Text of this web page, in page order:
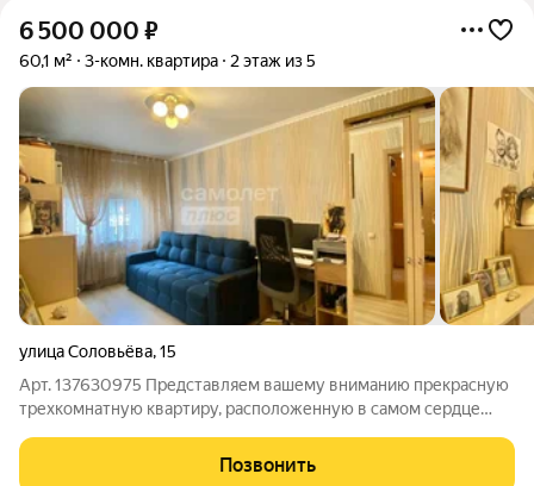
6 500 000 ₽
60,1 м² 3-комн. квартира 2 этаж из 5
улица Соловьёва,15
Арт. 137630975 Представляем вашему вниманию прекрасную
трехкомнатную квартиру, расположенную в самом сердце
тратить время и деньги на ремонт. Здесь уже все сделано на
совесть: Идеально ровные
Позвонить